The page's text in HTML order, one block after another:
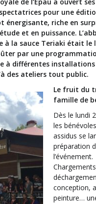
pour une
riche en
et en puissance.
à la sauce Teriaki était le
par une
à différentes installations
des ateliers tout public.
Le fruit du
famille de
Dès le lundi
les
assidus se
préparation
l’événement.
conception,
peinture…